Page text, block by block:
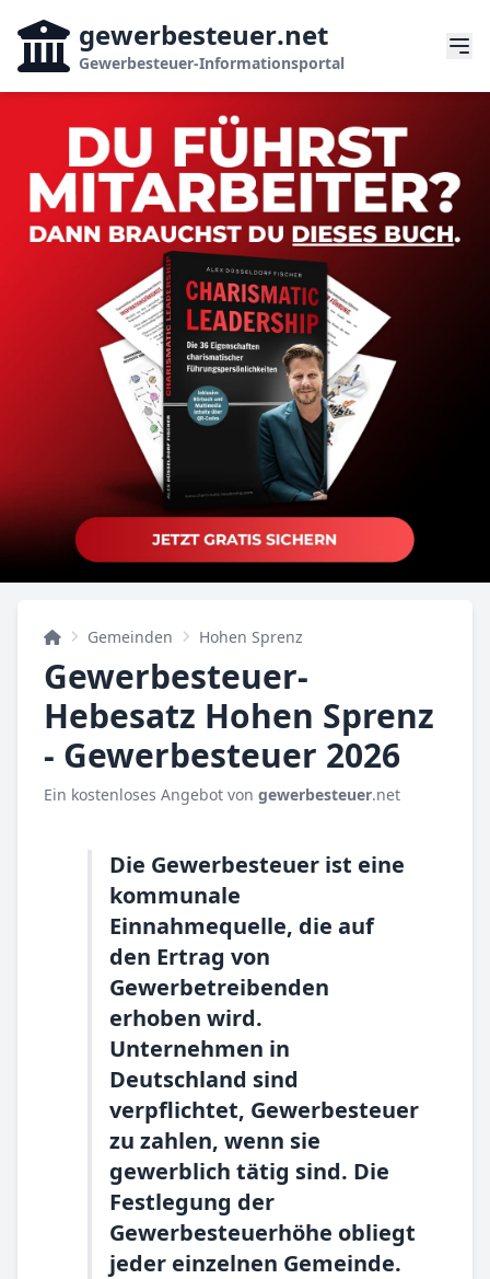
gewerbesteuer.net
Gewerbesteuer-Informationsportal
Gemeinden Hohen Sprenz
Gewerbesteuer-
Hebesatz Hohen Sprenz
- Gewerbesteuer 2026
Ein kostenloses Angebot von gewerbesteuer.net
Die Gewerbesteuer ist eine
kommunale
Einnahmequelle, die auf
den Ertrag von
Gewerbetreibenden
erhoben wird.
Unternehmen in
Deutschland sind
verpflichtet, Gewerbesteuer
zu zahlen, wenn sie
gewerblich tätig sind. Die
Festlegung der
Gewerbesteuerhöhe obliegt
jeder einzelnen Gemeinde.